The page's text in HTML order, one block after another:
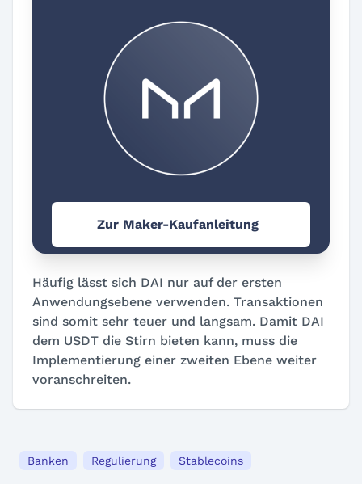
Zur Maker-Kaufanleitung
Häufig lässt sich DAI nur auf der ersten
Anwendungsebene verwenden. Transaktionen
sind somit sehr teuer und langsam. Damit DAI
dem USDT die Stirn bieten kann, muss die
Implementierung einer zweiten Ebene weiter
voranschreiten.
Banken Regulierung Stablecoins